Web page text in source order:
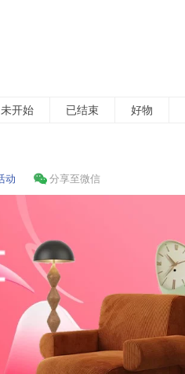
未开始 已结束 好物
动 分享至微信